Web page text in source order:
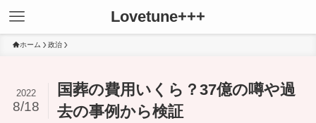
Lovetune+++
ホーム 政治
国葬の費用いくら？37億の噂や過
去の事例から検証
2022
8/18